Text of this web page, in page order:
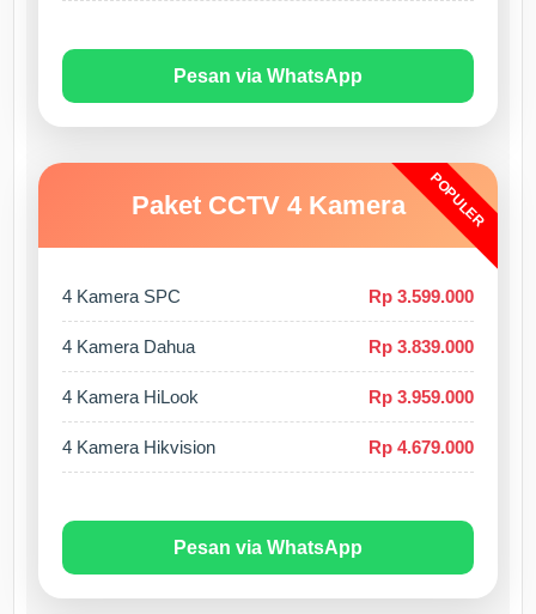
Pesan via WhatsApp
POPULER
Paket CCTV 4 Kamera
4 Kamera SPC Rp 3.599.000
4 Kamera Dahua Rp 3.839.000
4 Kamera HiLook Rp 3.959.000
4 Kamera Hikvision Rp 4.679.000
Pesan via WhatsApp